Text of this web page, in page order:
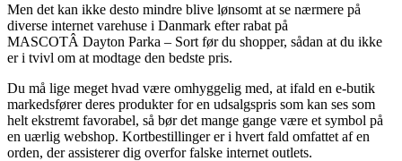
Men det kan ikke desto mindre blive lønsomt at se nærmere på
diverse internet varehuse i Danmark efter rabat på
MASCOTÂ Dayton Parka – Sort før du shopper, sådan at du ikke
er i tvivl om at modtage den bedste pris.
Du må lige meget hvad være omhyggelig med, at ifald en e-butik
markedsfører deres produkter for en udsalgspris som kan ses som
helt ekstremt favorabel, så bør det mange gange være et symbol på
en uærlig webshop. Kortbestillinger er i hvert fald omfattet af en
orden, der assisterer dig overfor falske internet outlets.